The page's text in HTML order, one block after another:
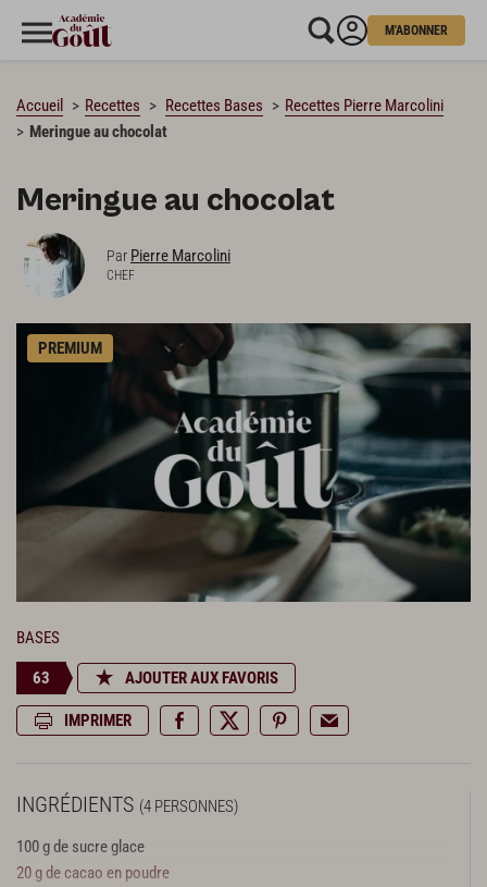
M'ABONNER
Accueil Recettes Recettes Bases
Recettes Pierre Marcolini
Meringue au chocolat
Meringue au chocolat
Par Pierre Marcolini
CHEF
PREMIUM
BASES
63 AJOUTER AUX FAVORIS
IMPRIMER
INGRÉDIENTS (4 PERSONNES)
100 g de sucre glace
20 g de cacao en poudre
CHARGEMENT…